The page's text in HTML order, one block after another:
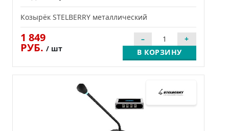
Козырёк STELBERRY металлический
1 849
РУБ. / шт В КОРЗИНУ